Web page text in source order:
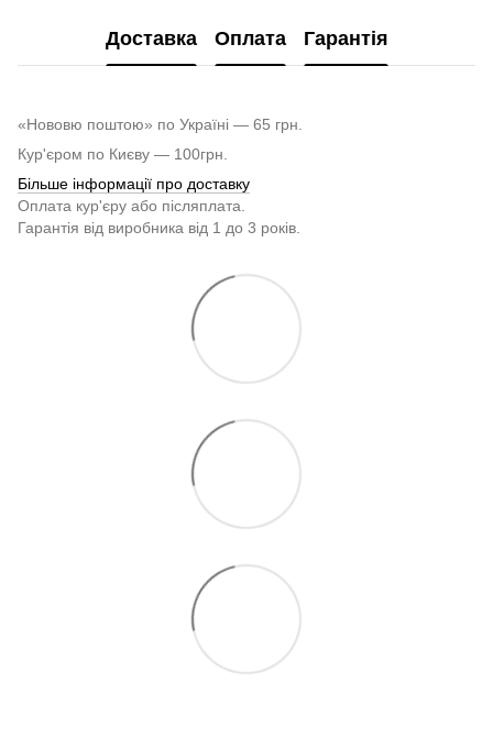
Доставка Оплата Гарантія
«Нововю поштою» по Україні — 65 грн.
Кур'єром по Києву — 100грн.
Більше інформації про доставку
Оплата кур'єру або післяплата.
Гарантія від виробника від 1 до 3 років.